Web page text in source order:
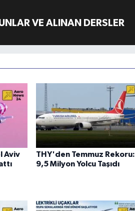
VE ALINAN DERSLER
Aviv
THY'den Temmuz Rekoru:
9,5 Milyon Yolcu Taşıdı